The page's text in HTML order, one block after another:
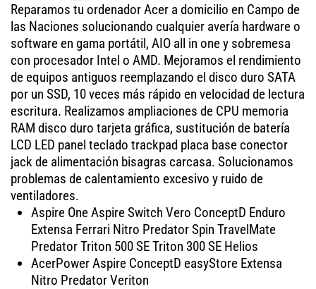
Reparamos tu ordenador Acer a domicilio en Campo de
las Naciones solucionando cualquier avería hardware o
software en gama portátil, AIO all in one y sobremesa
con procesador Intel o AMD. Mejoramos el rendimiento
de equipos antiguos reemplazando el disco duro SATA
por un SSD, 10 veces más rápido en velocidad de lectura
escritura. Realizamos ampliaciones de CPU memoria
RAM disco duro tarjeta gráfica, sustitución de batería
LCD LED panel teclado trackpad placa base conector
jack de alimentación bisagras carcasa. Solucionamos
problemas de calentamiento excesivo y ruido de
ventiladores.
Aspire One Aspire Switch Vero ConceptD Enduro
Extensa Ferrari Nitro Predator Spin TravelMate
Predator Triton 500 SE Triton 300 SE Helios
AcerPower Aspire ConceptD easyStore Extensa
Nitro Predator Veriton